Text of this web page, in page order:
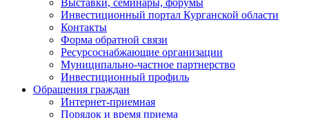
Выставки, семинары, форумы
Инвестиционный портал Курганской области
Контакты
Форма обратной связи
Ресурсоснабжающие организации
Муниципально-частное партнерство
Инвестиционный профиль
Обращения граждан
Интернет-приемная
Порядок и время приема